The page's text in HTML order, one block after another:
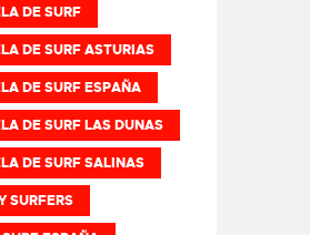
DE SURF
DE SURF ASTURIAS
DE SURF ESPAÑA
DE SURF LAS DUNAS
DE SURF SALINAS
SURFERS